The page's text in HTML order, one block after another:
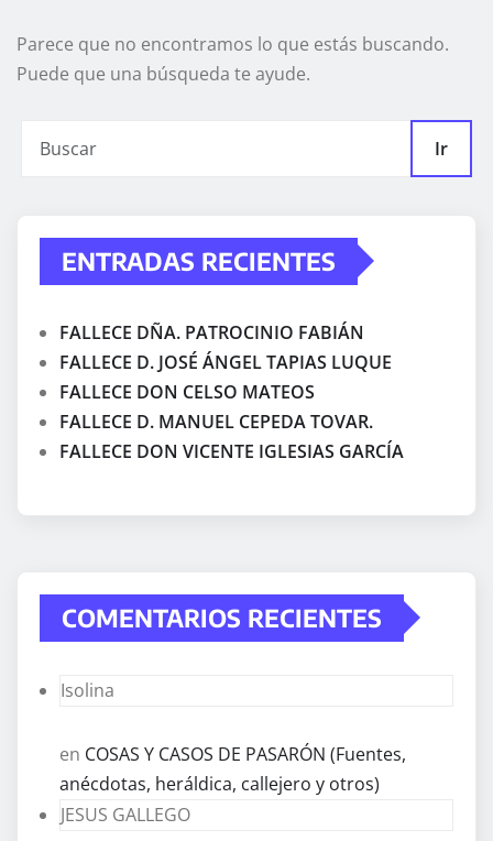
Parece que no encontramos lo que estás buscando.
Puede que una búsqueda te ayude.
Ir
ENTRADAS RECIENTES
FALLECE DÑA. PATROCINIO FABIÁN
FALLECE D. JOSÉ ÁNGEL TAPIAS LUQUE
FALLECE DON CELSO MATEOS
FALLECE D. MANUEL CEPEDA TOVAR.
FALLECE DON VICENTE IGLESIAS GARCÍA
COMENTARIOS RECIENTES
Isolina
en COSAS Y CASOS DE PASARÓN (Fuentes,
anécdotas, heráldica, callejero y otros)
JESUS GALLEGO